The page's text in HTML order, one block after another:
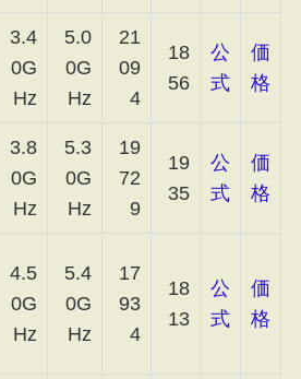
3.4
0G
Hz
5.0
0G
Hz
21
09
4
18
56
公
式
価
格
3.8
0G
Hz
5.3
0G
Hz
19
72
9
19
35
公
式
価
格
4.5
0G
Hz
5.4
0G
Hz
17
93
4
18
13
公
式
価
格